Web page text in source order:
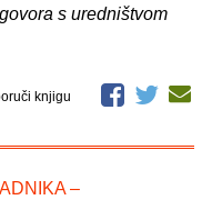
s uredništvom
knjigu
–